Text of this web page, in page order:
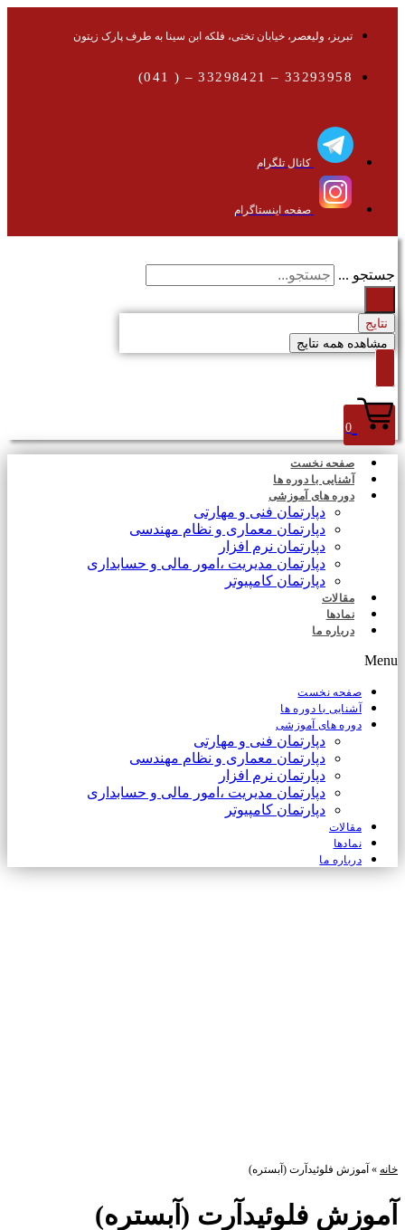
تبریز، ولیعصر، خیابان تختی، فلکه ابن سینا به طرف پارک زیتون
33293958 – 33298421 – ( 041)
کانال تلگرام
صفحه اینستاگرام
جستجو ...
نتایج
مشاهده همه نتایج
0
صفحه نخست
آشنایی با دوره ها
دوره های آموزشی
دپارتمان فنی و مهارتی
دپارتمان معماری و نظام مهندسی
دپارتمان نرم افزار
دپارتمان مدیریت ،امور مالی و حسابداری
دپارتمان کامپیوتر
مقالات
نمادها
درباره ما
Menu
صفحه نخست
آشنایی با دوره ها
دوره های آموزشی
دپارتمان فنی و مهارتی
دپارتمان معماری و نظام مهندسی
دپارتمان نرم افزار
دپارتمان مدیریت ،امور مالی و حسابداری
دپارتمان کامپیوتر
مقالات
نمادها
درباره ما
خانه » آموزش فلوئیدآرت (آبستره)
آموزش فلوئیدآرت (آبستره)